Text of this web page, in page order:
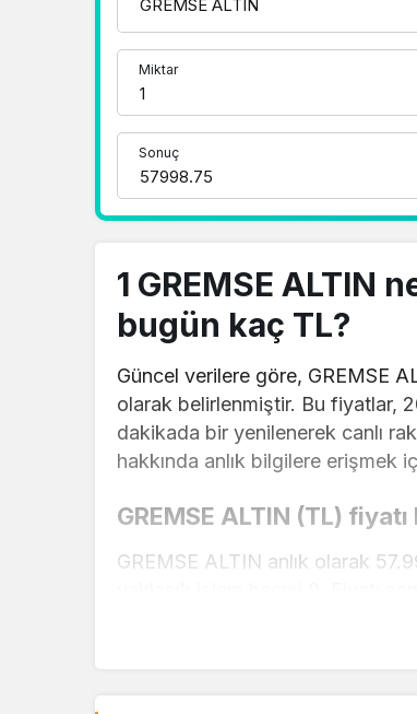
Miktar
Sonuç
1 GREMSE ALTIN
bugün kaç TL?
Güncel verilere göre, GREMSE
olarak belirlenmiştir. Bu fiyatlar,
dakikada bir yenilenerek canlı
hakkında anlık bilgilere erişmek
GREMSE ALTIN (TL)
GREMSE ALTIN anlık olarak